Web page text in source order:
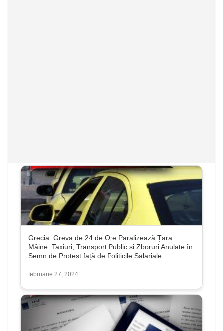
Grecia. Greva de 24 de Ore Paralizează Țara
Mâine: Taxiuri, Transport Public și Zboruri Anulate în
Semn de Protest față de Politicile Salariale
februarie 27, 2024